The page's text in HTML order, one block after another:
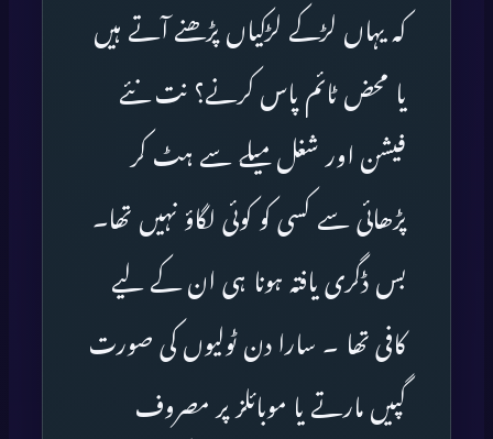
کہ یہاں لڑکے لڑکیاں پڑھنے آتے ہیں
یا محض ٹائم پاس کرنے؟ نت نئے
فیشن اور شغل میلے سے ہٹ کر
پڑھائی سے کسی کو کوئی لگاؤ نہیں تھا۔
بس ڈگری یافتہ ہونا ہی ان کے لیے
کافی تھا ۔ سارا دن ٹولیوں کی صورت
گپیں مارتے یا موبائلز پر مصروف